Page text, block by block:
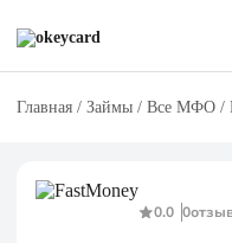
Главная / Займы / Все МФО /
0.0 0